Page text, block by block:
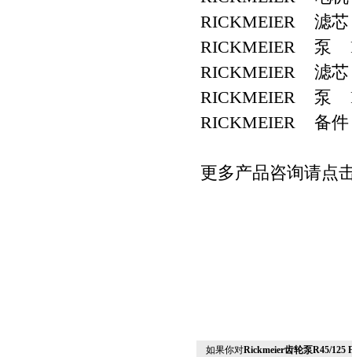
RICKMEIER 滤芯
RICKMEIER 泵
RICKMEIER 滤芯
RICKMEIER 泵
RICKMEIER 备件
更多产品咨询请点
如果你对Rickmeier齿轮泵R45/125